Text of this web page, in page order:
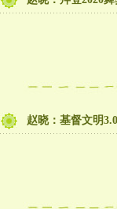
赵晓：基督文明